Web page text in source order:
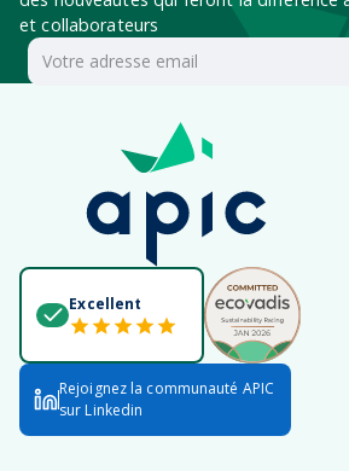
et collaborateurs
Excellent
Rejoignez la communauté APIC
sur Linkedin